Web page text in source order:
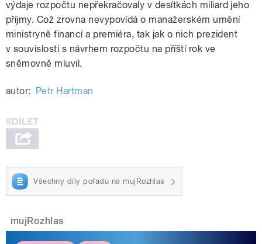
výdaje rozpočtu nepřekračovaly v desítkách miliard jeho
příjmy. Což zrovna nevypovídá o manažerském umění
ministryně financí a premiéra, tak jak o nich prezident
v souvislosti s návrhem rozpočtu na příští rok ve
sněmovně mluvil.
autor: Petr Hartman
Všechny díly pořadu na mujRozhlas
mujRozhlas